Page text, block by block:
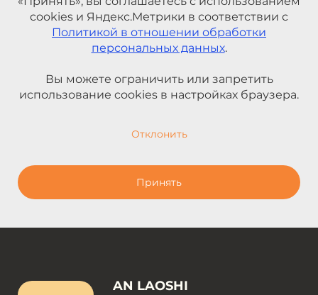
cookies и Яндекс.Метрики в соответствии с
Политикой в отношении обработки
персональных данных.
Вы можете ограничить или запретить
использование cookies в настройках браузера.
Отклонить
Принять
AN LAOSHI